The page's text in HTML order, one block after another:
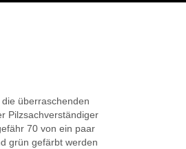
überraschenden
Pilzsachverständiger
70 von ein paar
grün gefärbt werden